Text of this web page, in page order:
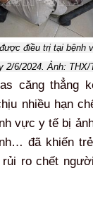
điều trị tại bệnh
2/6/2024. Ảnh: THX/
căng thẳng
nhiều hạn
vực y tế bị
đã khiến
ro chết